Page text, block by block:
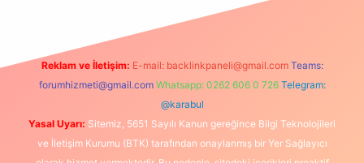
Reklam ve İletişim: E-mail: backlinkpaneli@gmail.com Teams:
forumhizmeti@gmail.com Whatsapp: 0262 606 0 726 Telegram:
@karabul
Yasal Uyarı: Sitemiz, 5651 Sayılı Kanun gereğince Bilgi Teknolojileri
ve İletişim Kurumu (BTK) tarafından onaylanmış bir Yer Sağlayıcı